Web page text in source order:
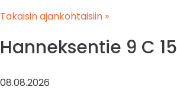
Takaisin ajankohtaisiin »
Hanneksentie 9 C 15
08.08.2026